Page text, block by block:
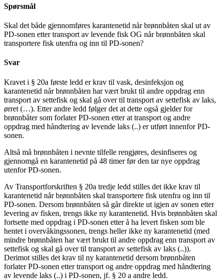
Spørsmål
Skal det både gjennomføres karantenetid når brønnbåten skal ut av
PD-sonen etter transport av levende fisk OG når brønnbåten skal
transportere fisk utenfra og inn til PD-sonen?
Svar
Kravet i § 20a første ledd er krav til vask, desinfeksjon og
karantenetid når brønnbåten har vært brukt til andre oppdrag enn
transport av settefisk og skal gå over til transport av settefisk av laks,
ørret (…). Etter andre ledd følger det at dette også gjelder for
brønnbåter som forlater PD-sonen etter at transport og andre
oppdrag med håndtering av levende laks (..) er utført innenfor PD-
sonen.
Altså må brønnbåten i nevnte tilfelle rengjøres, desinfiseres og
gjennomgå en karantenetid på 48 timer før den tar nye oppdrag
utenfor PD-sonen.
Av Transportforskriften § 20a tredje ledd stilles det ikke krav til
karantenetid når brønnbåten skal transportere fisk utenfra og inn til
PD-sonen. Dersom brønnbåten så går direkte ut igjen av sonen etter
levering av fisken, trengs ikke ny karantenetid. Hvis brønnbåten skal
fortsette med oppdrag i PD-sonen etter å ha levert fisken som ble
hentet i overvåkingssonen, trengs heller ikke ny karantenetid (med
mindre brønnbåten har vært brukt til andre oppdrag enn transport av
settefisk og skal gå over til transport av settefisk av laks (..)).
Derimot stilles det krav til ny karantenetid dersom brønnbåten
forlater PD-sonen etter transport og andre oppdrag med håndtering
av levende laks (..) i PD-sonen, jf. § 20 a andre ledd.